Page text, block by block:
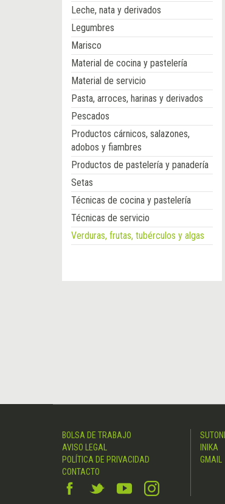
Leche, nata y derivados
Legumbres
Marisco
Material de cocina y pastelería
Material de servicio
Pasta, arroces, harinas y derivados
Pescados
Productos cárnicos, salazones,
adobos y fiambres
Productos de pastelería y panadería
Setas
Técnicas de cocina y pastelería
Técnicas de servicio
Verduras, frutas, tubérculos y algas
BOLSA DE TRABAJO
AVISO LEGAL
POLÍTICA DE PRIVACIDAD
CONTACTO
INIKA
GMAIL